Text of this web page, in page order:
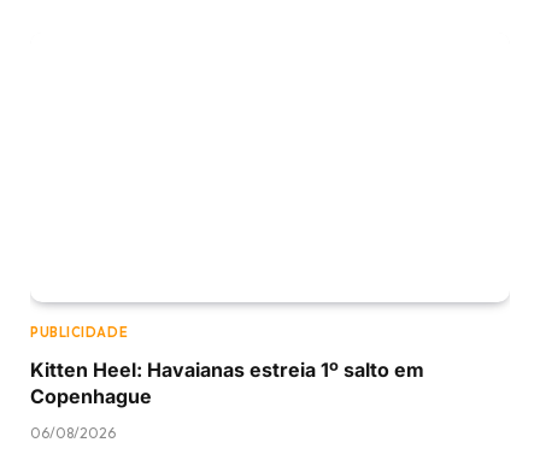
PUBLICIDADE
Kitten Heel: Havaianas estreia 1º salto em
Copenhague
06/08/2026